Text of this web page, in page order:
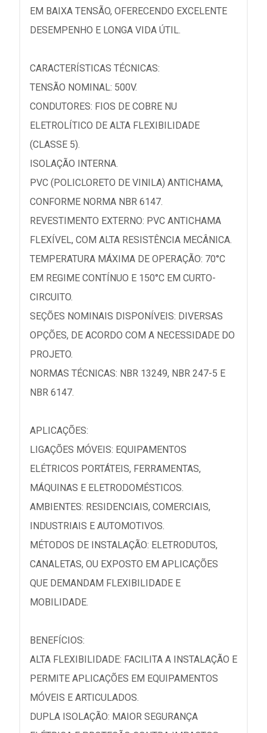
EM BAIXA TENSÃO, OFERECENDO EXCELENTE
DESEMPENHO E LONGA VIDA ÚTIL.
CARACTERÍSTICAS TÉCNICAS:
TENSÃO NOMINAL: 500V.
CONDUTORES: FIOS DE COBRE NU
ELETROLÍTICO DE ALTA FLEXIBILIDADE
(CLASSE 5).
ISOLAÇÃO INTERNA.
PVC (POLICLORETO DE VINILA) ANTICHAMA,
CONFORME NORMA NBR 6147.
REVESTIMENTO EXTERNO: PVC ANTICHAMA
FLEXÍVEL, COM ALTA RESISTÊNCIA MECÂNICA.
TEMPERATURA MÁXIMA DE OPERAÇÃO: 70°C
EM REGIME CONTÍNUO E 150°C EM CURTO-
CIRCUITO.
SEÇÕES NOMINAIS DISPONÍVEIS: DIVERSAS
OPÇÕES, DE ACORDO COM A NECESSIDADE DO
PROJETO.
NORMAS TÉCNICAS: NBR 13249, NBR 247-5 E
NBR 6147.
APLICAÇÕES:
LIGAÇÕES MÓVEIS: EQUIPAMENTOS
ELÉTRICOS PORTÁTEIS, FERRAMENTAS,
MÁQUINAS E ELETRODOMÉSTICOS.
AMBIENTES: RESIDENCIAIS, COMERCIAIS,
INDUSTRIAIS E AUTOMOTIVOS.
MÉTODOS DE INSTALAÇÃO: ELETRODUTOS,
CANALETAS, OU EXPOSTO EM APLICAÇÕES
QUE DEMANDAM FLEXIBILIDADE E
MOBILIDADE.
BENEFÍCIOS:
ALTA FLEXIBILIDADE: FACILITA A INSTALAÇÃO E
PERMITE APLICAÇÕES EM EQUIPAMENTOS
MÓVEIS E ARTICULADOS.
DUPLA ISOLAÇÃO: MAIOR SEGURANÇA